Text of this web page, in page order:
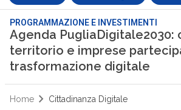
PROGRAMMAZIONE E INVESTIMENTI
Agenda PugliaDigitale2030:
territorio e imprese
trasformazione digitale
Home Cittadinanza Digitale